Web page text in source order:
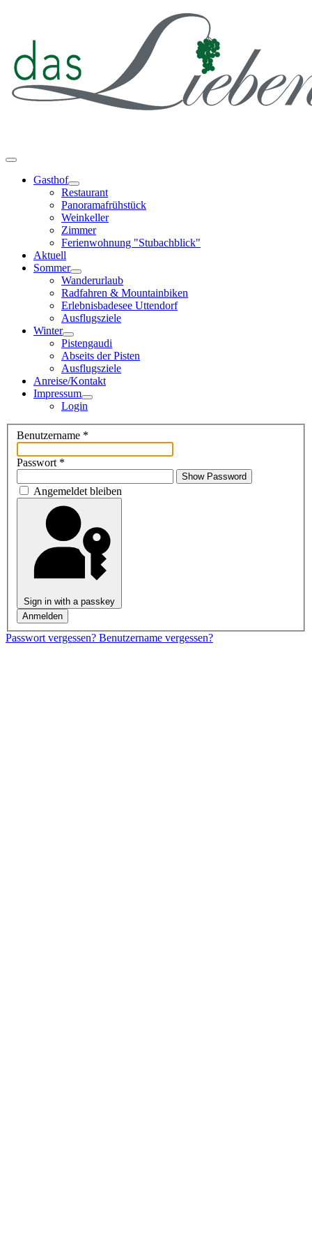
Gasthof
Restaurant
Panoramafrühstück
Weinkeller
Zimmer
Ferienwohnung "Stubachblick"
Aktuell
Sommer
Wanderurlaub
Radfahren & Mountainbiken
Erlebnisbadesee Uttendorf
Ausflugsziele
Winter
Pistengaudi
Abseits der Pisten
Ausflugsziele
Anreise/Kontakt
Impressum
Login
Benutzername *
Passwort *
Show Password
Angemeldet bleiben
Sign in with a passkey
Anmelden
Passwort vergessen? Benutzername vergessen?